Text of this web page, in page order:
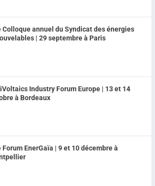
Colloque annuel du Syndicat des énergies
| 29 septembre à Paris
Industry Forum Europe | 13 et 14
à Bordeaux
Forum EnerGaïa | 9 et 10 décembre à